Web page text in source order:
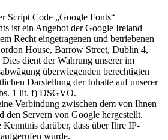
Script Code „Google Fonts“
ist ein Angebot der Google Ireland
Recht eingetragenen und betriebenen
House, Barrow Street, Dublin 4,
Dies dient der Wahrung unserer im
überwiegenden berechtigten
Darstellung der Inhalte auf unserer
1 lit. f) DSGVO.
Verbindung zwischen dem von Ihnen
den Servern von Google hergestellt.
darüber, dass über Ihre IP-
wurde.